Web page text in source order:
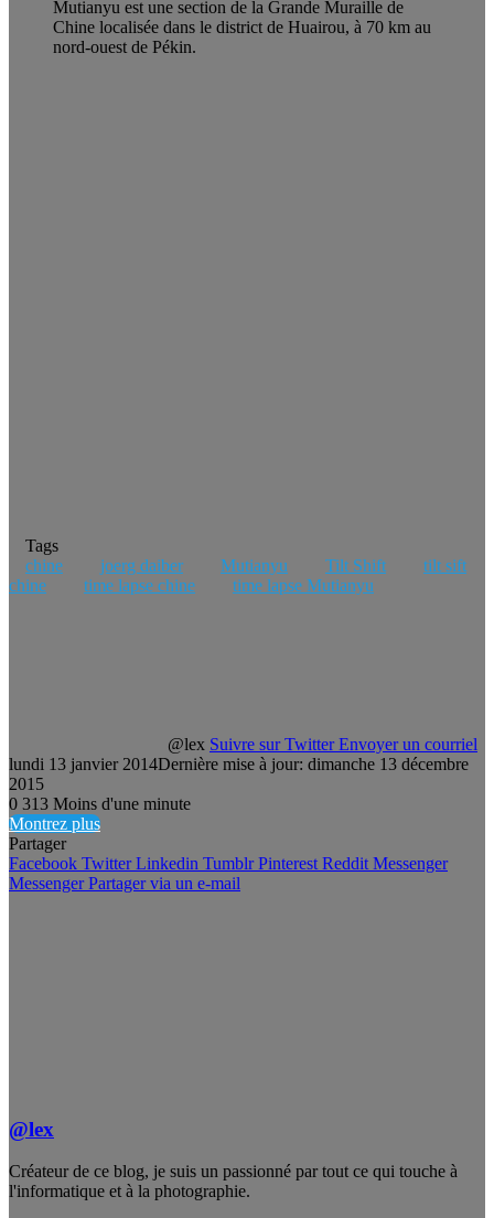
Mutianyu est une section de la Grande Muraille de
Chine localisée dans le district de Huairou, à 70 km au
nord-ouest de Pékin.
Tags
chine
joerg daiber Mutianyu Tilt Shift
tilt sift
chine
time lapse chine time lapse Mutianyu
@lex Suivre sur Twitter Envoyer un courriel
lundi 13 janvier 2014Dernière mise à jour: dimanche 13 décembre
2015
0 313 Moins d'une minute
Montrez plus
Partager
Facebook Twitter Linkedin Tumblr Pinterest Reddit Messenger
Messenger Partager via un e-mail
@lex
Créateur de ce blog, je suis un passionné par tout ce qui touche à
l'informatique et à la photographie.